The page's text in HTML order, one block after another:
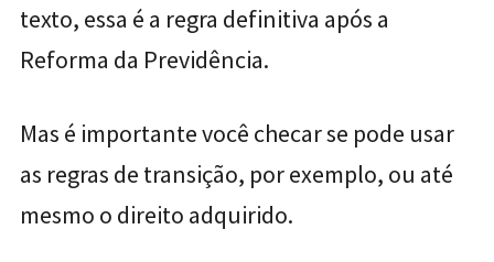
texto, essa é a regra definitiva após a
Reforma da Previdência.
Mas é importante você checar se pode usar
as regras de transição, por exemplo, ou até
mesmo o direito adquirido.